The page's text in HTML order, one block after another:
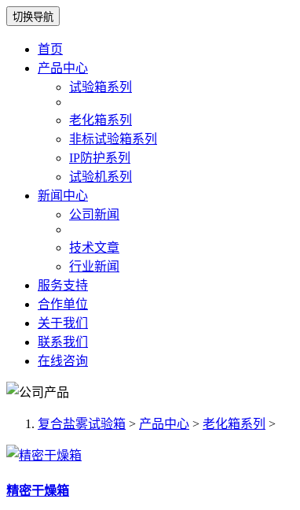
切换导航
首页
产品中心
试验箱系列
老化箱系列
非标试验箱系列
IP防护系列
试验机系列
新闻中心
公司新闻
技术文章
行业新闻
服务支持
合作单位
关于我们
联系我们
在线咨询
复合盐雾试验箱 > 产品中心 > 老化箱系列 >
精密干燥箱